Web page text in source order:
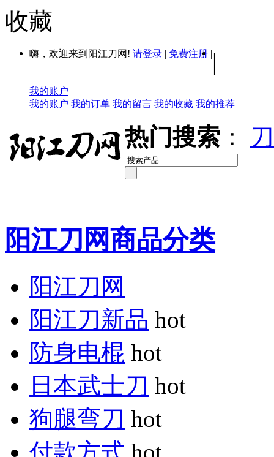
收藏
嗨，欢迎来到阳江刀网! 请登录 | 免费注册 | |
我的账户
我的账户 我的订单 我的留言 我的收藏 我的推荐
热门搜索 ：
阳江刀网商品分类
阳江刀网
阳江刀新品 hot
防身电棍 hot
日本武士刀 hot
狗腿弯刀 hot
付款方式 hot